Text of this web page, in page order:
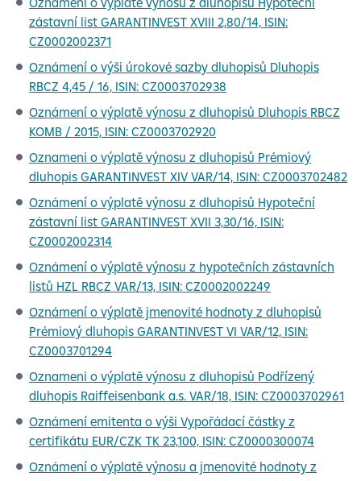
zástavní list GARANTINVEST XVIII 2,80/14, ISIN:
CZ0002002371
Oznámení o výši úrokové sazby dluhopisů Dluhopis
RBCZ 4,45 / 16, ISIN: CZ0003702938
Oznámení o výplatě výnosu z dluhopisů Dluhopis RBCZ
KOMB / 2015, ISIN: CZ0003702920
Oznameni o výplatě výnosu z dluhopisů Prémiový
dluhopis GARANTINVEST XIV VAR/14, ISIN: CZ0003702482
Oznámení o výplatě výnosu z dluhopisů Hypoteční
zástavní list GARANTINVEST XVII 3,30/16, ISIN:
CZ0002002314
Oznámení o výplatě výnosu z hypotečních zástavních
listů HZL RBCZ VAR/13, ISIN: CZ0002002249
Oznámení o výplatě jmenovité hodnoty z dluhopisů
Prémiový dluhopis GARANTINVEST VI VAR/12, ISIN:
CZ0003701294
Oznameni o výplatě výnosu z dluhopisů Podřízený
dluhopis Raiffeisenbank a.s. VAR/18, ISIN: CZ0003702961
Oznámení emitenta o výši Vypořádací částky z
certifikátu EUR/CZK TK 23,100, ISIN: CZ0000300074
Oznámení o výplatě výnosu a jmenovité hodnoty z